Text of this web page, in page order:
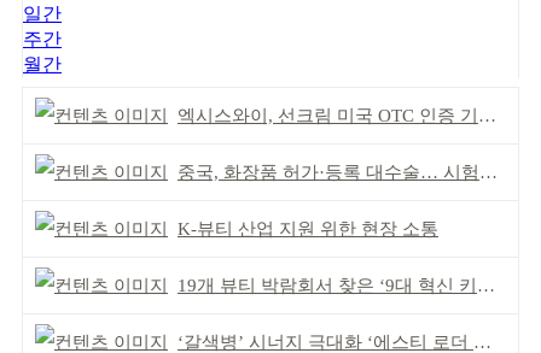
일간
주간
월간
엑시스와이, 선크림 미국 OTC 인증 기념 이벤트
중국, 화장품 허가·등록 대수술… 시험자료 공용 허용
K-뷰티 산업 지원 위한 현장 소통
19개 뷰티 박람회서 찾은 ‘9대 혁신 키워드’
‘갈색병’ 시너지 극대화 ‘에스티 로더 스킨부스터’ 출시